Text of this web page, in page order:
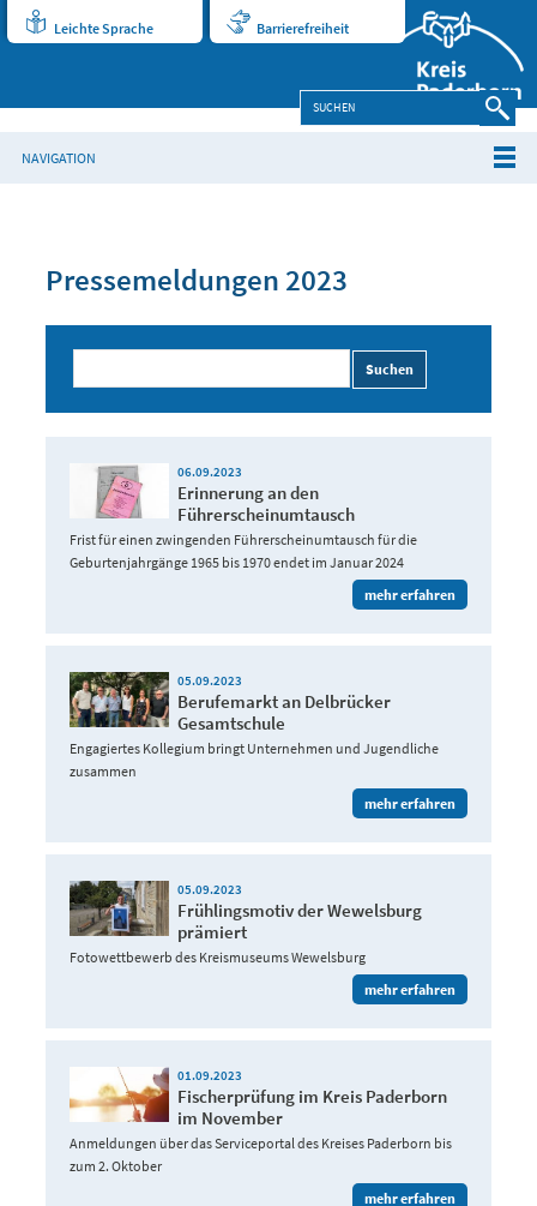
Leichte Sprache Barrierefreiheit
NAVIGATION
Pressemeldungen 2023
Suchen
06.09.2023
Erinnerung an den
Führerscheinumtausch
Frist für einen zwingenden Führerscheinumtausch für die
Geburtenjahrgänge 1965 bis 1970 endet im Januar 2024
mehr erfahren
05.09.2023
Berufemarkt an Delbrücker
Gesamtschule
Engagiertes Kollegium bringt Unternehmen und Jugendliche
zusammen
mehr erfahren
05.09.2023
Frühlingsmotiv der Wewelsburg
prämiert
Fotowettbewerb des Kreismuseums Wewelsburg
mehr erfahren
01.09.2023
Fischerprüfung im Kreis Paderborn
im November
Anmeldungen über das Serviceportal des Kreises Paderborn bis
zum 2. Oktober
mehr erfahren